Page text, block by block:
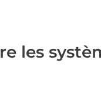
les